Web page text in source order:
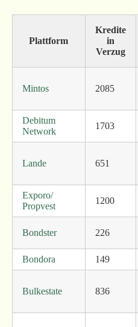
Plattform
Kredite
in
Verzug
Mintos 2085
Debitum
Network
1703
Lande 651
Exporo/
Propvest
1200
Bondster 226
Bondora 149
Bulkestate 836